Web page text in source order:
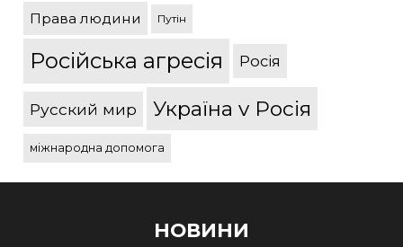
Права людини Путін
Російська агресія Росія
Русский мир Україна v Росія
міжнародна допомога
НОВИНИ